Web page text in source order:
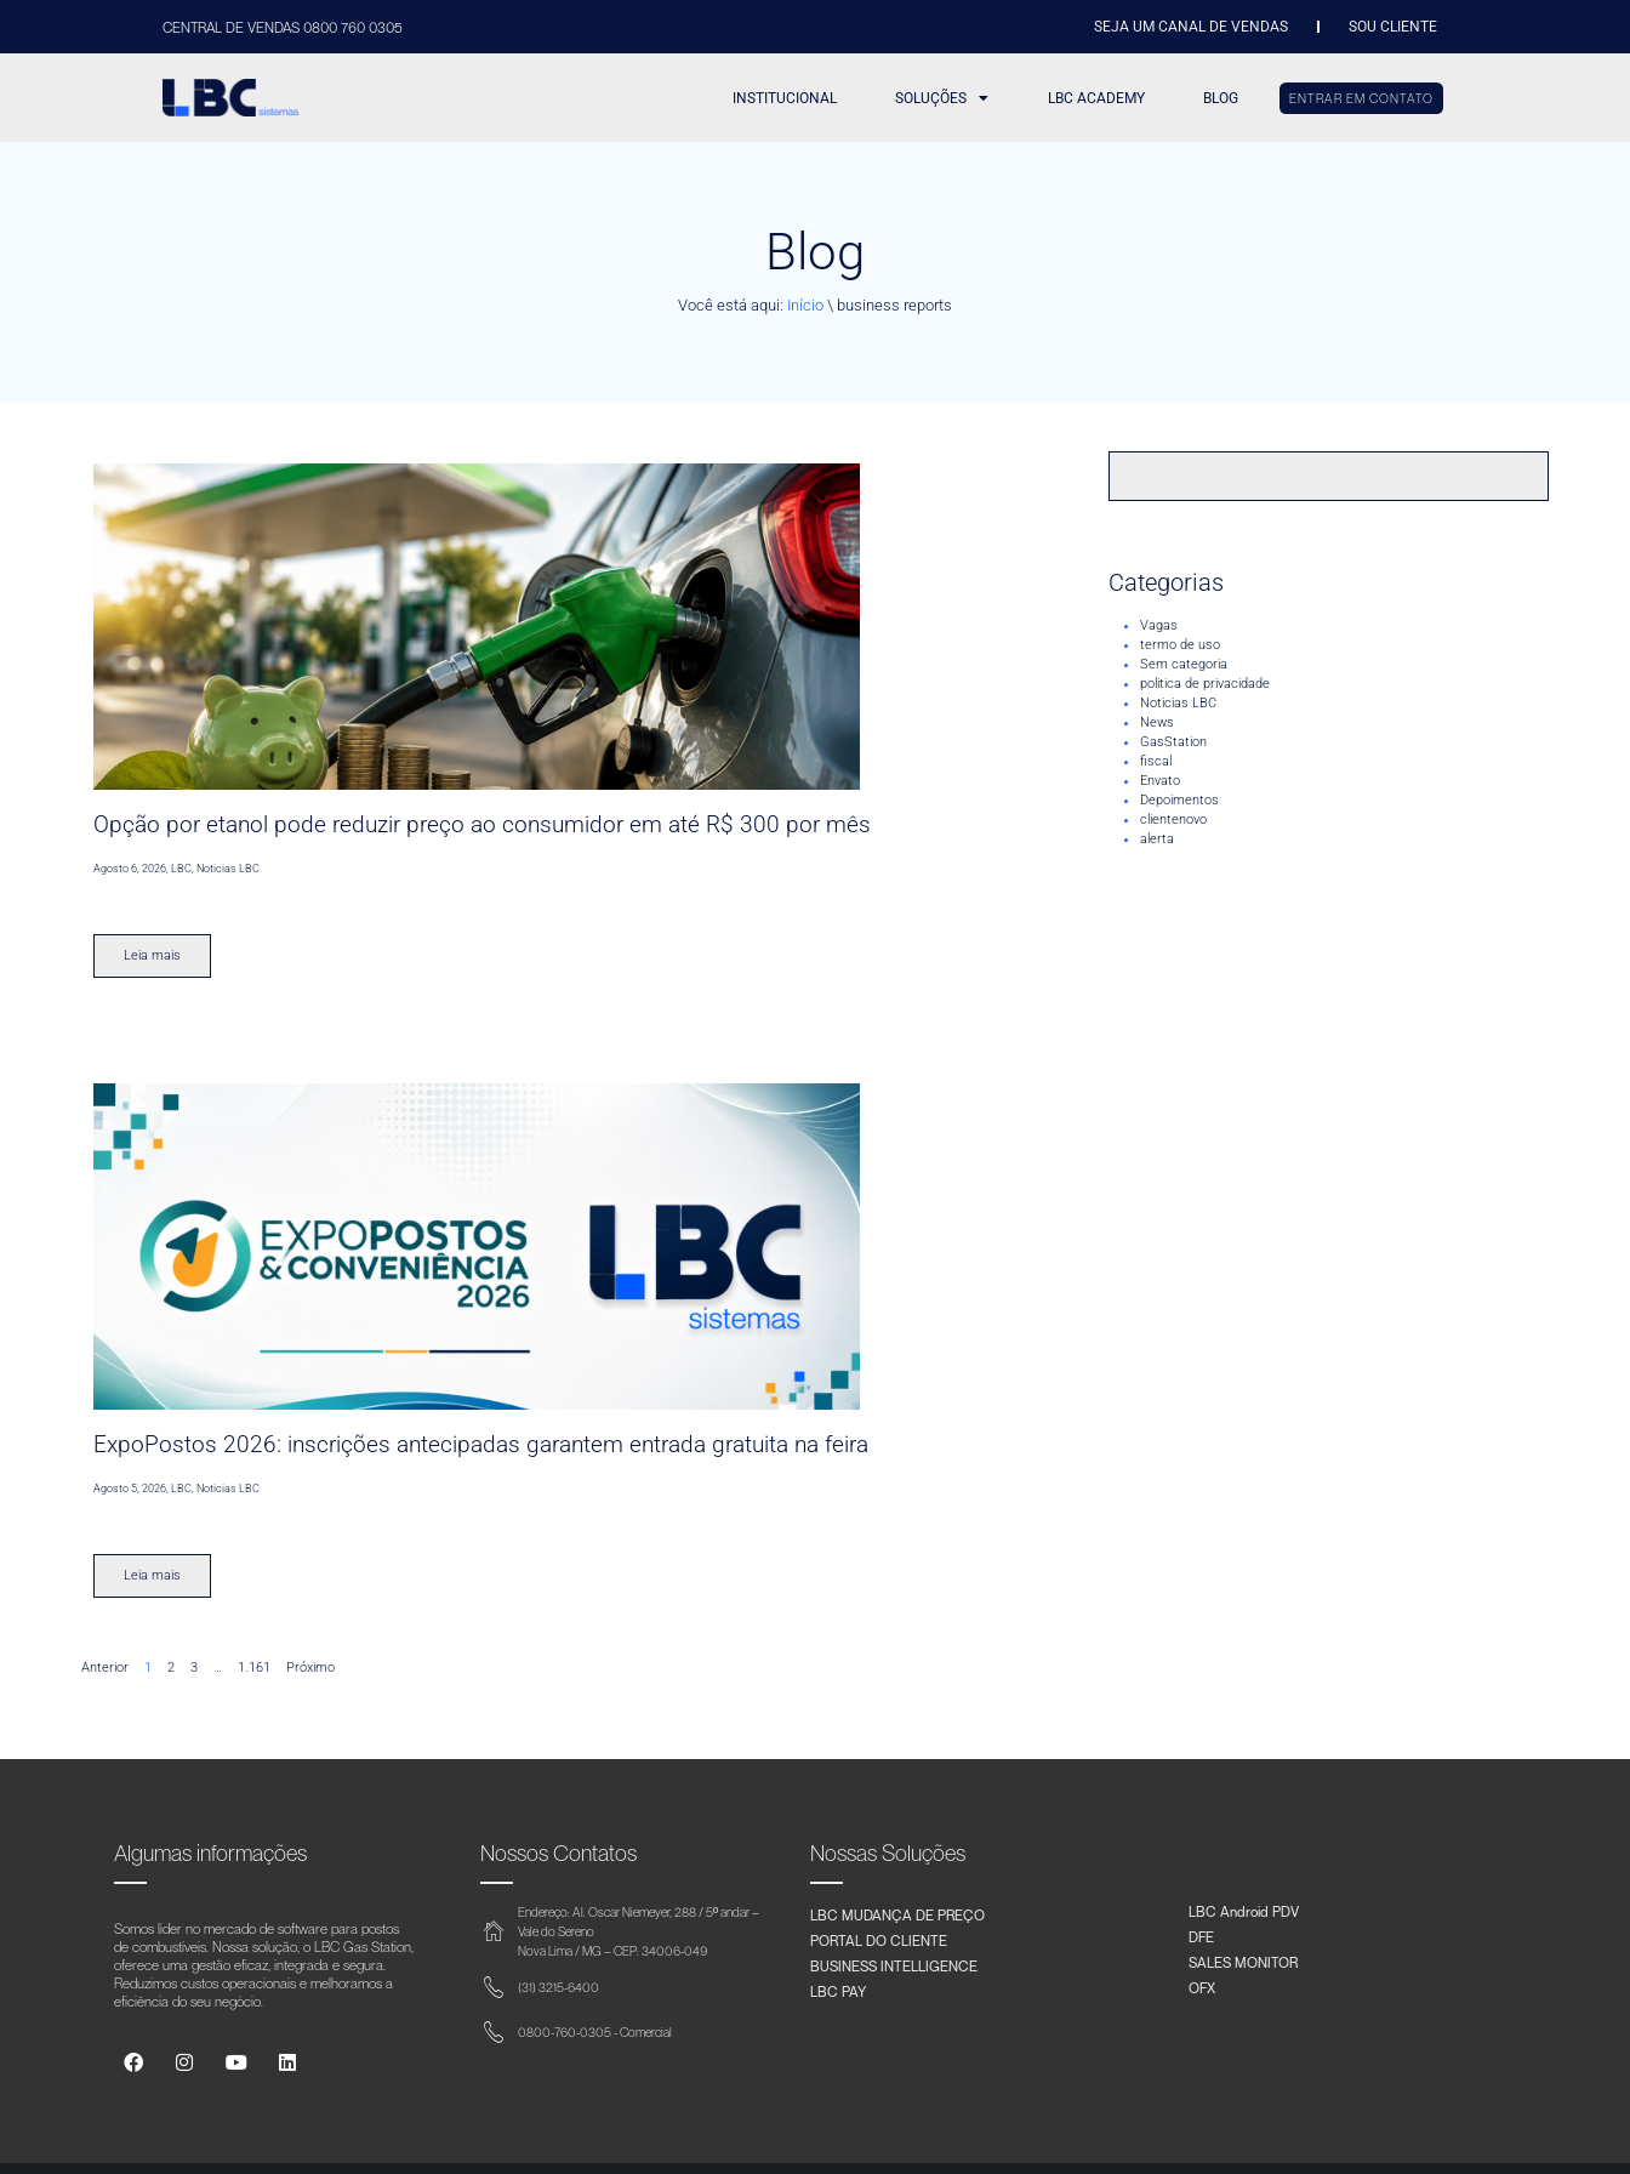
CENTRAL DE VENDAS 0800 760 0305 SEJA UM CANAL DE VENDAS SOU CLIENTE
INSTITUCIONAL SOLUÇÕES LBC ACADEMY BLOG ENTRAR EM CONTATO
Blog
Você está aqui: Início \ business reports
Opção por etanol pode reduzir preço ao consumidor em até R$ 300 por mês
Agosto 6, 2026,LBC,Noticias LBC
Leia mais
ExpoPostos 2026: inscrições antecipadas garantem entrada gratuita na feira
Agosto 5, 2026 ,LBC Noticias LBC
Leia mais
Anterior 1 2 3 … 1.161 Próximo
Categorias
Vagas
termo de uso
Sem categoria
politica de privacidade
Noticias LBC
News
GasStation
fiscal
Envato
Depoimentos
clientenovo
alerta
Algumas informações
Somos líder no mercado de software para postos
de combustíveis. Nossa solução, o LBC Gas Station,
oferece uma gestão eficaz, integrada e segura.
Reduzimos custos operacionais e melhoramos a
eficiência do seu negócio.
Nossos Contatos
Endereço: Al. Oscar Niemeyer, 288 / 5º andar –
Vale do Sereno
Nova Lima / MG – CEP: 34006-049
(31) 3215-6400
0800-760-0305 - Comercial
Nossas Soluções
LBC MUDANÇA DE PREÇO
PORTAL DO CLIENTE
BUSINESS INTELLIGENCE
LBC PAY
LBC Android PDV
DFE
SALES MONITOR
OFX